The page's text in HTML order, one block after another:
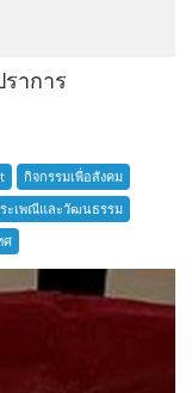
าการ
กิจกรรมเพื่อสังคม
ะเพณีและวัฒนธรรม
ศ